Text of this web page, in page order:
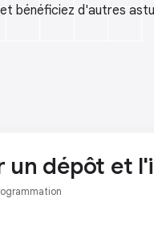
bénéficiez d'autres
un dépôt et